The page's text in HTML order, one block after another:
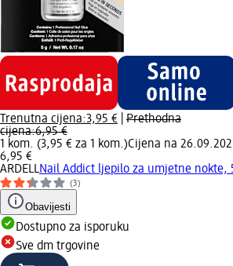
Trenutna cijena:3,95 €
Prethodna
cijena:6,95 €
1 kom. (3,95 € za 1 kom.)Cijena na
6,95 €
ARDELLNail Addict ljepilo za umjetne nokte,
(3)
Obavijesti
Dostupno za isporuku
Sve dm trgovine